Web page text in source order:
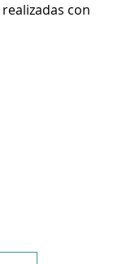
con